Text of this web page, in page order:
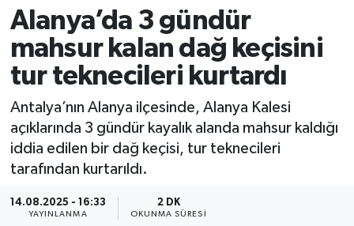
Alanya’da 3 gündür
mahsur kalan dağ keçisini
tur teknecileri kurtardı
Antalya’nın Alanya ilçesinde, Alanya Kalesi
açıklarında 3 gündür kayalık alanda mahsur kaldığı
iddia edilen bir dağ keçisi, tur teknecileri
tarafından kurtarıldı.
14.08.2025 - 16:33
YAYINLANMA
2 DK
OKUNMA SÜRESI
Son Dakika Haberleri
Haber Arşivi